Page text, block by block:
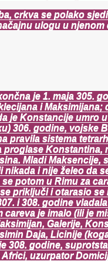
crkva se polako
ulogu u njenom
je 1. maja 305.
i Maksimijana;
je Konstancije umro
306. godine, vojske
pravila sistema
proglase Konstantina,
Mladi Maksencije,
nikada i nije želeo da
potom u Rimu za
priključi i otarasio se
i 308. godine
careva je imalo (ili je
Galerije,
Daja, Licinije
308. godine,
uzurpator